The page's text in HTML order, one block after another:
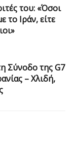
του: «Όσοι
Ιράν, είτε
Σύνοδο της G7
– Χλιδή,